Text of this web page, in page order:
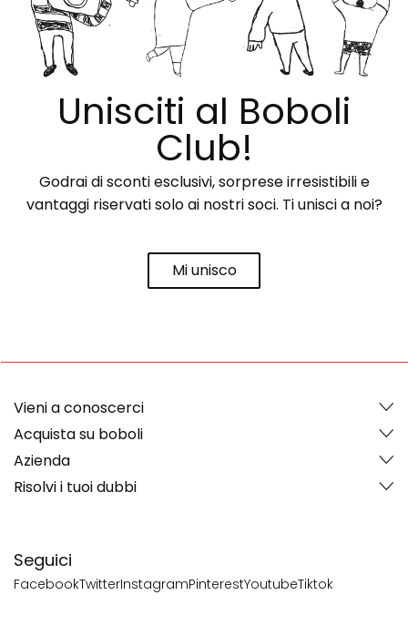
Unisciti al Boboli
Club!
Godrai di sconti esclusivi, sorprese irresistibili e
vantaggi riservati solo ai nostri soci. Ti unisci a noi?
Mi unisco
Seguici
FacebookTwitterInstagramPinterestYoutubeTiktok
Vieni a conoscerci
Acquista su boboli
Azienda
Risolvi i tuoi dubbi